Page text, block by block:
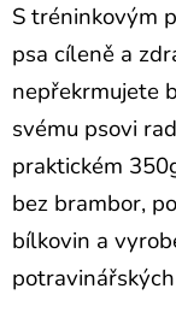
S tréninkovým
psa cíleně a
nepřekrmujete
svému psovi
praktickém
bez brambor,
bílkovin a